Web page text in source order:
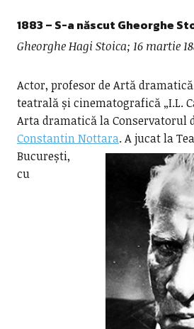
1883 – S-a născut Gheorghe
Gheorghe Hagi Stoica; 16 martie
Actor, profesor de Artă
teatrală și cinematografică „I.L.
Arta dramatică la Conservatorul
Constantin Nottara.A jucat la
București,
cu